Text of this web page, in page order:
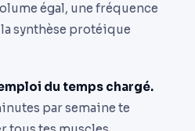
égal, une fréquence
synthèse protéique
du temps chargé.
par semaine te